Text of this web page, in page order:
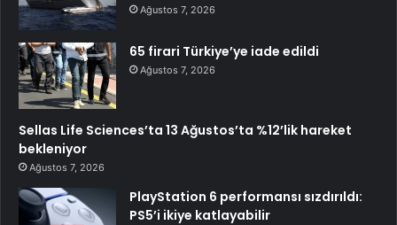
Ağustos 7, 2026
65 firari Türkiye’ye iade edildi
Ağustos 7, 2026
Sellas Life Sciences’ta 13 Ağustos’ta %12’lik hareket
bekleniyor
Ağustos 7, 2026
PlayStation 6 performansı sızdırıldı:
PS5’i ikiye katlayabilir